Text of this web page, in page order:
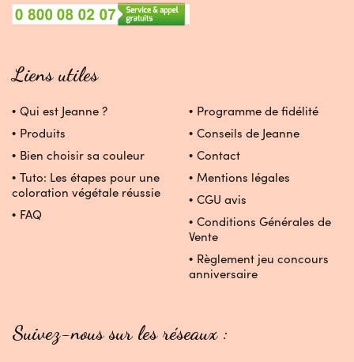
Liens utiles
Qui est Jeanne ?
Produits
Bien choisir sa couleur
Tuto: Les étapes pour une
coloration végétale réussie
FAQ
Programme de fidélité
Conseils de Jeanne
Contact
Mentions légales
CGU avis
Conditions Générales de
Vente
Règlement jeu concours
anniversaire
Suivez-nous sur les réseaux :